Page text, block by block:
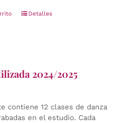
Detalles
2024/2025
contiene 12 clases de danza
en el estudio. Cada